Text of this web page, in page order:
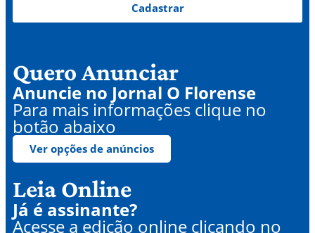
Cadastrar
Quero Anunciar
Anuncie no Jornal O Florense
Para mais informações clique no
botão abaixo
Ver opções de anúncios
Leia Online
Já é assinante?
Acesse a edição online clicando no